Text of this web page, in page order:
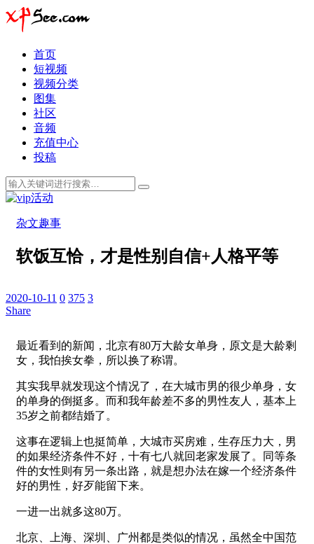
首页
短视频
视频分类
图集
社区
音频
充值中心
投稿
杂文趣事
软饭互恰，才是性别自信+人格平等
2020-10-11 0 375 3
Share
最近看到的新闻，北京有80万大龄女单身，原文是大龄剩
女，我怕挨女拳，所以换了称谓。
其实我早就发现这个情况了，在大城市男的很少单身，女
的单身的倒挺多。而和我年龄差不多的男性友人，基本上
35岁之前都结婚了。
这事在逻辑上也挺简单，大城市买房难，生存压力大，男
的如果经济条件不好，十有七八就回老家发展了。同等条
件的女性则有另一条出路，就是想办法在嫁一个经济条件
好的男性，好歹能留下来。
一进一出就多这80万。
北京、上海、深圳、广州都是类似的情况，虽然全中国范